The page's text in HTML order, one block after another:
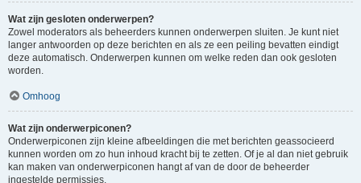
Wat zijn gesloten onderwerpen?
Zowel moderators als beheerders kunnen onderwerpen sluiten. Je kunt niet
langer antwoorden op deze berichten en als ze een peiling bevatten eindigt
deze automatisch. Onderwerpen kunnen om welke reden dan ook gesloten
worden.
Omhoog
Wat zijn onderwerpiconen?
Onderwerpiconen zijn kleine afbeeldingen die met berichten geassocieerd
kunnen worden om zo hun inhoud kracht bij te zetten. Of je al dan niet gebruik
kan maken van onderwerpiconen hangt af van de door de beheerder
ingestelde permissies.